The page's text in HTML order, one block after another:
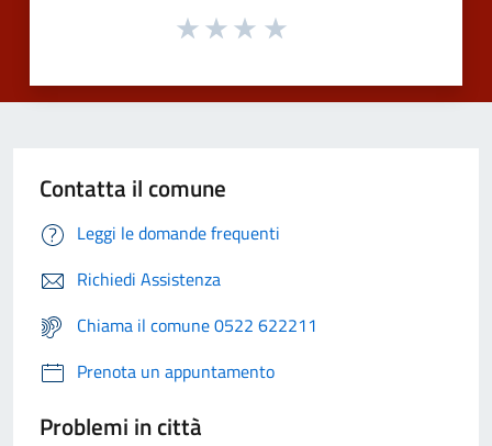
Contatta il comune
Leggi le domande frequenti
Richiedi Assistenza
Chiama il comune 0522 622211
Prenota un appuntamento
Problemi in città